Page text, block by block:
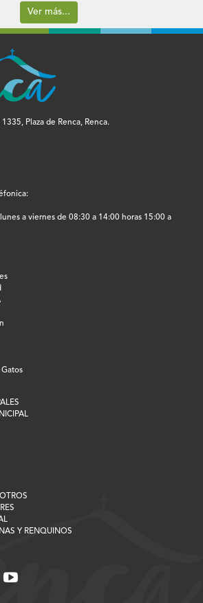
Ver más...
Plaza de Renca, Renca.
a viernes de 08:30 a 14:00 horas 15:00 a
Y RENQUINOS